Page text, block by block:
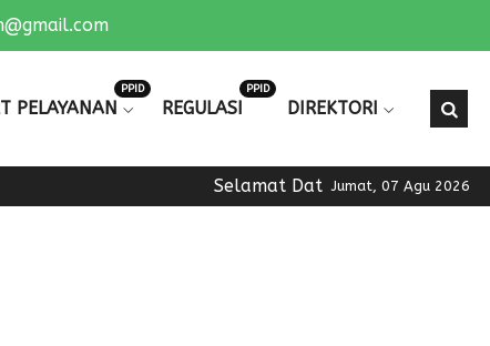
PELAYANAN
PPID
REGULASI
PPID
DIREKTORI
Jumat, 07 Agu 2026
Selamat Datang di Official